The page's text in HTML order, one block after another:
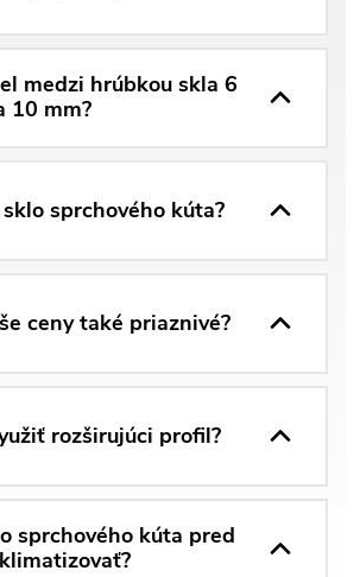
medzi hrúbkou skla 6
10 mm?
sprchového kúta?
ceny také priaznivé?
rozširujúci profil?
sprchového kúta pred